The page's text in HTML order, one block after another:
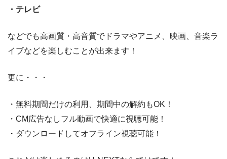
・テレビ
などでも高画質・高音質でドラマやアニメ、映画、音楽ラ
イブなどを楽しむことが出来ます！
更に・・・
・無料期間だけの利用、期間中の解約もOK！
・CM広告なしフル動画で快適に視聴可能！
・ダウンロードしてオフライン視聴可能！